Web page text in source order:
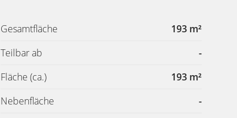
Gesamtfläche
193 m²
Teilbar ab
-
Fläche (ca.)
193 m²
Nebenfläche
-